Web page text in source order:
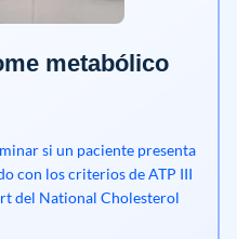
metabólico
si un paciente presenta
con los criterios de ATP III
del National Cholesterol